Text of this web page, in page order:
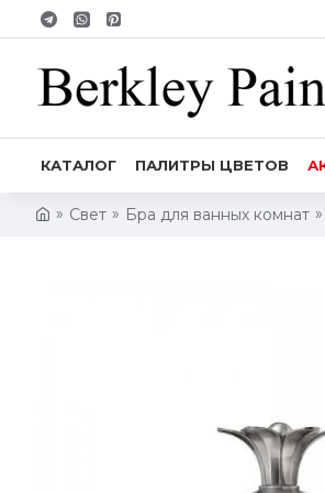
КАТАЛОГ ПАЛИТРЫ ЦВЕТОВ
Свет Бра для ванных комнат